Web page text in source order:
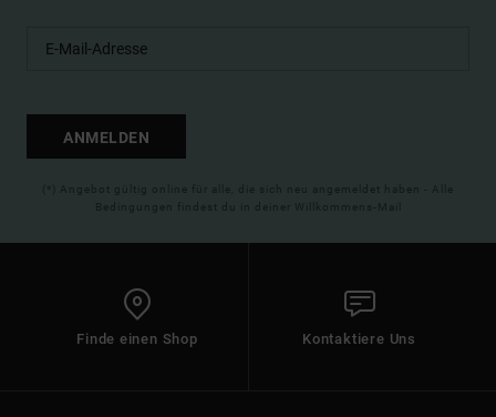
ANMELDEN
(*) Angebot gültig online für alle, die sich neu angemeldet haben - Alle
Bedingungen findest du in deiner Willkommens-Mail
Finde einen Shop Kontaktiere Uns